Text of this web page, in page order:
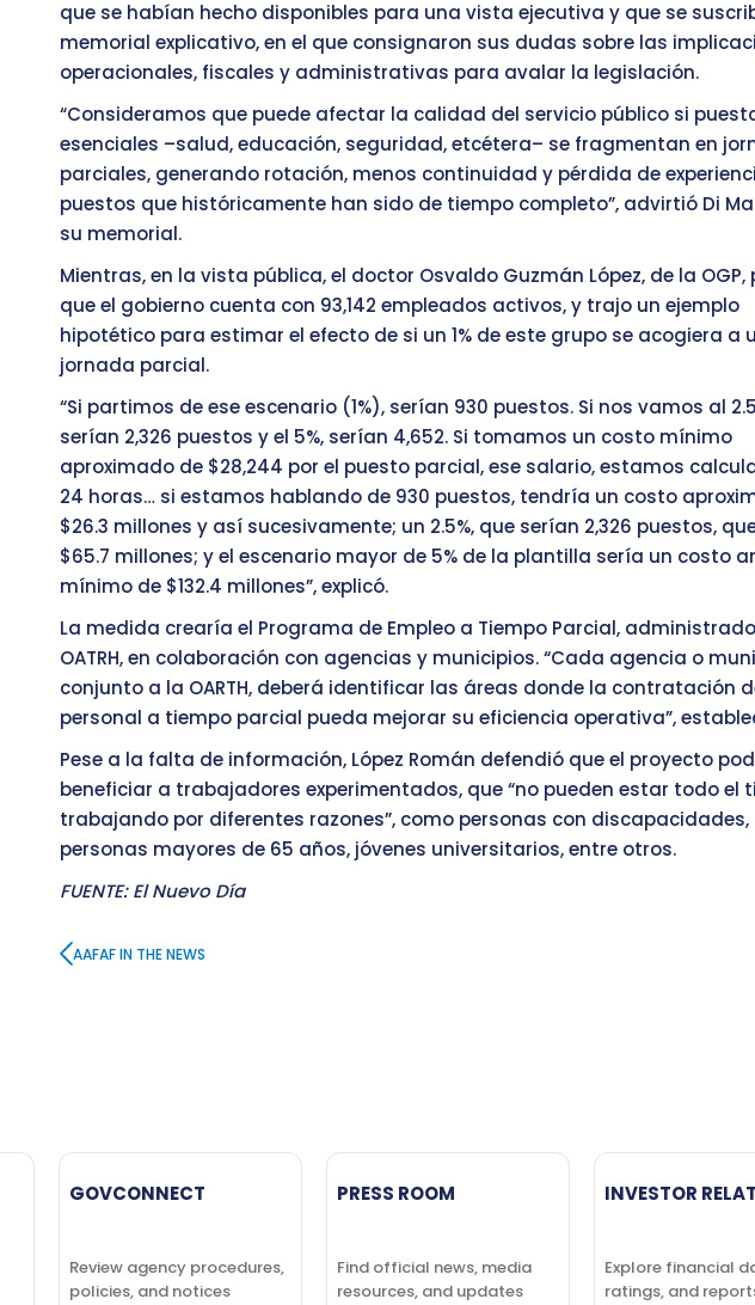
que se habían hecho disponibles para una vista ejecutiva y que se
memorial explicativo, en el que consignaron sus dudas sobre las
operacionales, fiscales y administrativas para avalar la legislación.
“Consideramos que puede afectar la calidad del servicio público si
esenciales –salud, educación, seguridad, etcétera– se fragmentan en
parciales, generando rotación, menos continuidad y pérdida de
puestos que históricamente han sido de tiempo completo”, advirtió Di
su memorial.
Mientras, en la vista pública, el doctor Osvaldo Guzmán López, de la OGP,
que el gobierno cuenta con 93,142 empleados activos, y trajo un ejemplo
hipotético para estimar el efecto de si un 1% de este grupo se acogiera a
jornada parcial.
“Si partimos de ese escenario (1%), serían 930 puestos. Si nos vamos al
serían 2,326 puestos y el 5%, serían 4,652. Si tomamos un costo mínimo
aproximado de $28,244 por el puesto parcial, ese salario, estamos
24 horas… si estamos hablando de 930 puestos, tendría un costo
$26.3 millones y así sucesivamente; un 2.5%, que serían 2,326 puestos,
$65.7 millones; y el escenario mayor de 5% de la plantilla sería un costo
mínimo de $132.4 millones”, explicó.
La medida crearía el Programa de Empleo a Tiempo Parcial,
OATRH, en colaboración con agencias y municipios. “Cada agencia o
conjunto a la OARTH, deberá identificar las áreas donde la contratación
personal a tiempo parcial pueda mejorar su eficiencia operativa”,
Pese a la falta de información, López Román defendió que el proyecto
beneficiar a trabajadores experimentados, que “no pueden estar todo el
trabajando por diferentes razones”, como personas con discapacidades,
personas mayores de 65 años, jóvenes universitarios, entre otros.
FUENTE: El Nuevo Día
AAFAF IN THE NEWS
GOVCONNECT
Review agency procedures,
policies, and notices
PRESS ROOM
Find official news, media
resources, and updates
INVESTOR
Explore financial
ratings, and